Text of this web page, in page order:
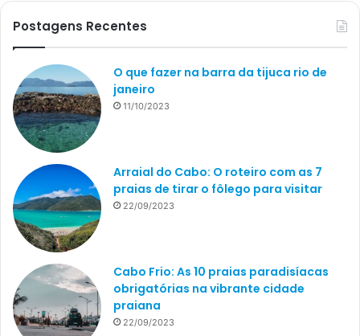
Postagens Recentes
O que fazer na barra da tijuca rio de
janeiro
11/10/2023
Arraial do Cabo: O roteiro com as 7
praias de tirar o fôlego para visitar
22/09/2023
Cabo Frio: As 10 praias paradisíacas
obrigatórias na vibrante cidade
praiana
22/09/2023